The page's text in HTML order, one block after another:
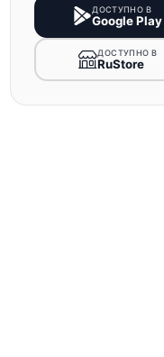
ДОСТУПНО В
Google Play
ДОСТУПНО В
RuStore